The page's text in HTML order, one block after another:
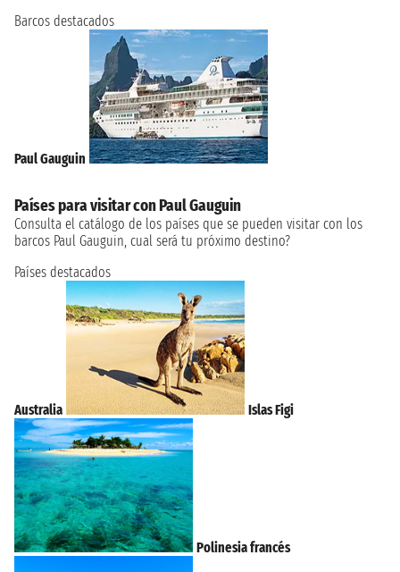
Barcos destacados
Paul Gauguin
Países para visitar con Paul Gauguin
Consulta el catálogo de los países que se pueden visitar con los
barcos Paul Gauguin, cual será tu próximo destino?
Países destacados
Australia Islas Figi
Polinesia francés